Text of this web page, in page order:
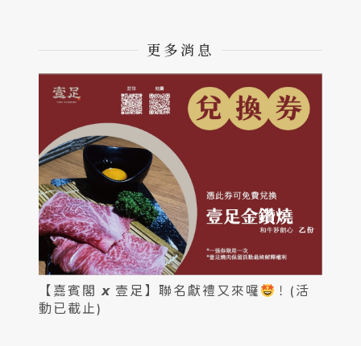
更多消息
【嘉賓閣 𝙭 壹足】聯名獻禮又來囉
！(活
動已截止)